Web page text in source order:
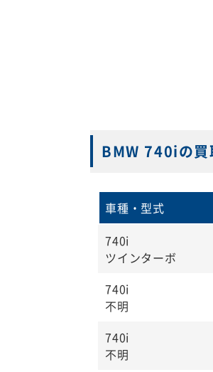
BMW 740iの買
車種・型式
740i
ツインターボ
740i
不明
740i
不明